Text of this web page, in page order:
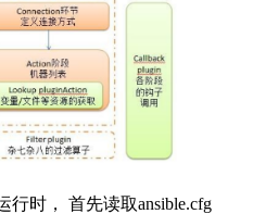
行时， 首先读取ansible.cfg